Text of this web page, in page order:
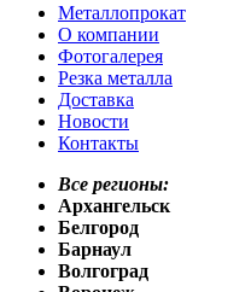
Металлопрокат
О компании
Фотогалерея
Резка металла
Доставка
Новости
Контакты
Все регионы:
Архангельск
Белгород
Барнаул
Волгоград